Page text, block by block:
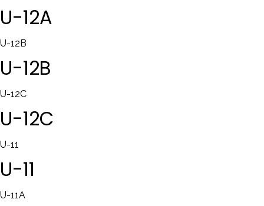
U-12A
U-12B
U-12B
U-12C
U-12C
U-11
U-11
U-11A